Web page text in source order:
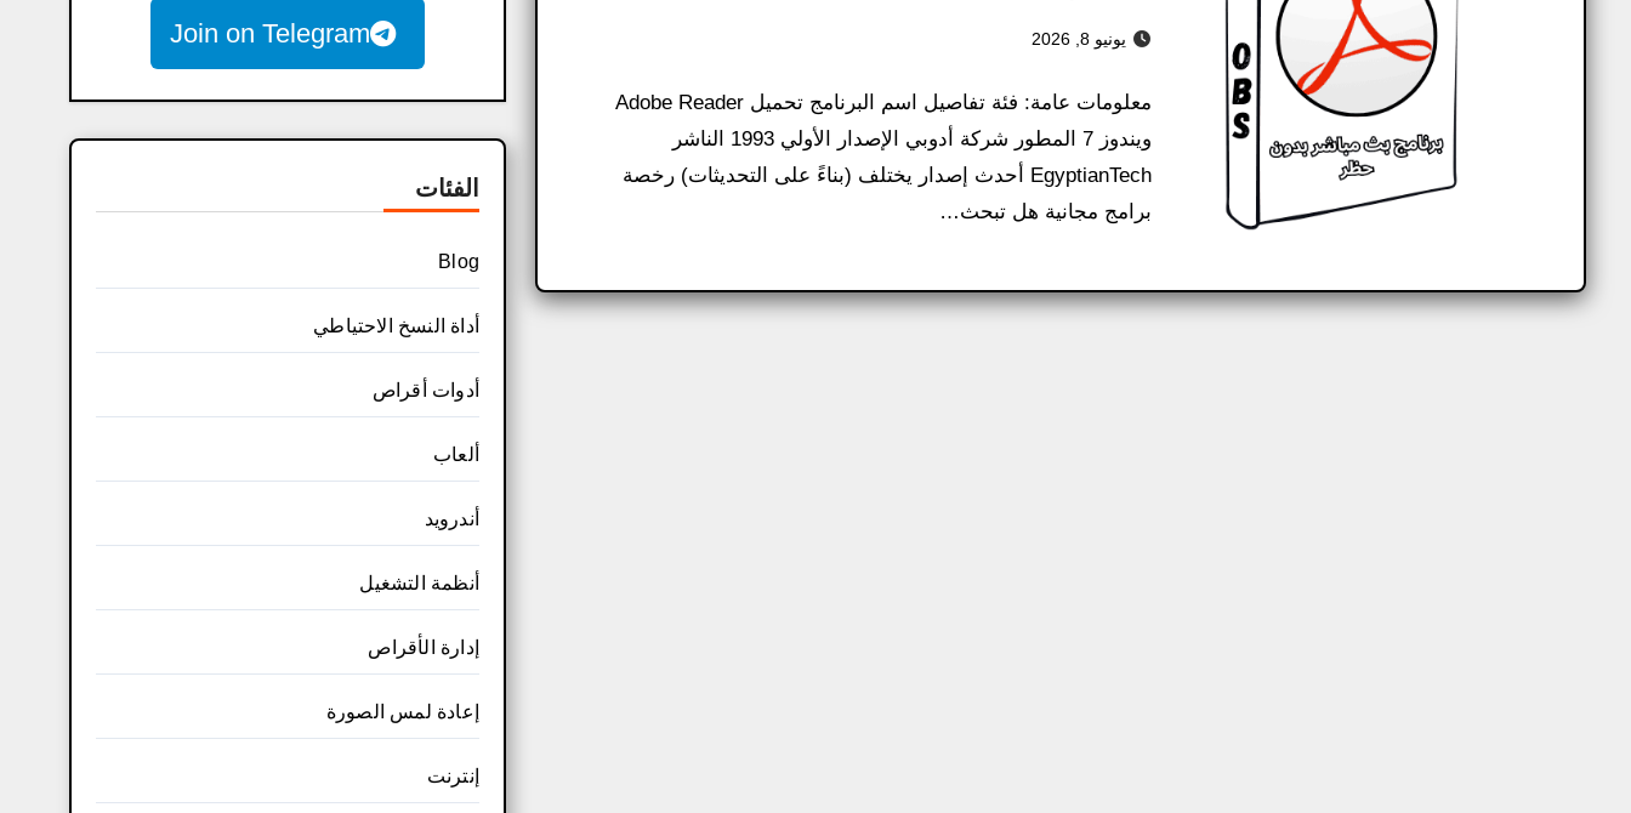
يونيو 8, 2026
معلومات عامة: فئة تفاصيل اسم البرنامج تحميل Adobe Reader
ويندوز 7 المطور شركة أدوبي الإصدار الأولي 1993 الناشر
EgyptianTech أحدث إصدار يختلف (بناءً على التحديثات) رخصة
برامج مجانية هل تبحث…
Join on Telegram
الفئات
Blog
أداة النسخ الاحتياطي
أدوات أقراص
ألعاب
أندرويد
أنظمة التشغيل
إدارة الأقراص
إعادة لمس الصورة
إنترنت